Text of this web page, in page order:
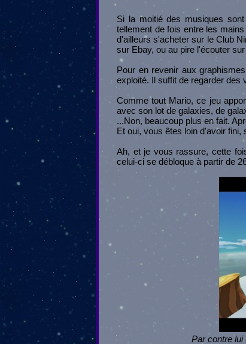
Si la moitié des musiques
tellement de fois entre les
d'ailleurs s'acheter sur le Club
sur Ebay, ou au pire l'écouter
Pour en revenir aux
exploité. Il suffit de regarder des
Comme tout Mario, ce jeu
avec son lot de galaxies, de
...Non, beaucoup plus en fait.
Et oui, vous êtes loin d'avoir
Ah, et je vous rassure, cette
celui-ci se débloque à partir de
Par contre lui